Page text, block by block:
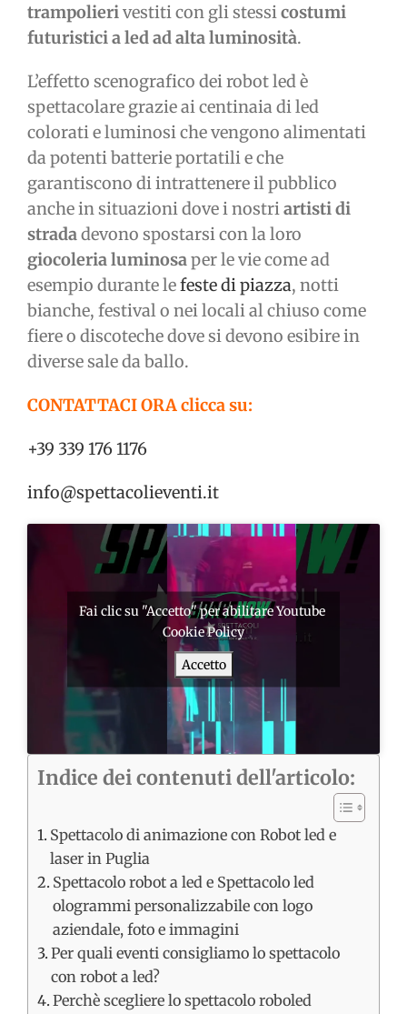
trampolierivestiti con gli stessicostumi
futuristici a led ad alta luminosità.
L’effetto scenografico dei robot led è
spettacolare grazie ai centinaia di led
colorati e luminosi che vengono alimentati
da potenti batterie portatili e che
garantiscono di intrattenere il pubblico
anche in situazioni dove i nostriartisti di
stradadevono spostarsi con la loro
giocoleria luminosaper le vie come ad
esempio durante lefeste di piazza, notti
bianche, festival o nei locali al chiuso come
fiere o discoteche dove si devono esibire in
diverse sale da ballo.
CONTATTACI ORA clicca su:
+39 339 176 1176
info@spettacolieventi.it
Fai clic su "Accetto" per abilitare Youtube
Cookie Policy
Accetto
Indice dei contenuti dell'articolo:
Spettacolo di animazione con Robot led e
laser in Puglia
Spettacolo robot a led e Spettacolo led
ologrammi personalizzabile con logo
aziendale, foto e immagini
Per quali eventi consigliamo lo spettacolo
con robot a led?
Perchè scegliere lo spettacolo roboled